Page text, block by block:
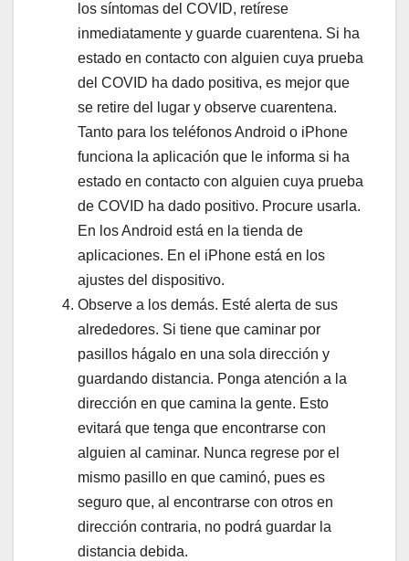
los síntomas del COVID, retírese
inmediatamente y guarde cuarentena. Si ha
estado en contacto con alguien cuya prueba
del COVID ha dado positiva, es mejor que
se retire del lugar y observe cuarentena.
Tanto para los teléfonos Android o iPhone
funciona la aplicación que le informa si ha
estado en contacto con alguien cuya prueba
de COVID ha dado positivo. Procure usarla.
En los Android está en la tienda de
aplicaciones. En el iPhone está en los
ajustes del dispositivo.
Observe a los demás. Esté alerta de sus
alrededores. Si tiene que caminar por
pasillos hágalo en una sola dirección y
guardando distancia. Ponga atención a la
dirección en que camina la gente. Esto
evitará que tenga que encontrarse con
alguien al caminar. Nunca regrese por el
mismo pasillo en que caminó, pues es
seguro que, al encontrarse con otros en
dirección contraria, no podrá guardar la
distancia debida.